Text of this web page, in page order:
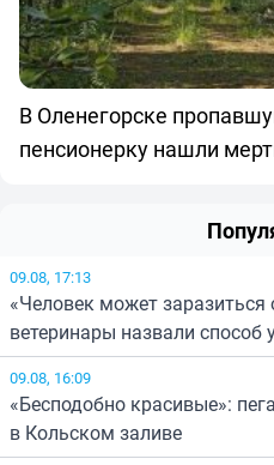
В Оленегорске
пенсионерку нашли
09.08, 17:13
«Человек может
ветеринары назвали способ
09.08, 16:09
«Бесподобно красивые»:
в Кольском заливе